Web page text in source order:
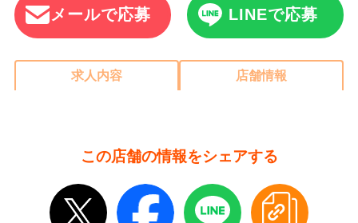
メールで応募 LINEで応募
求人内容 店舗情報
この店舗の情報をシェアする